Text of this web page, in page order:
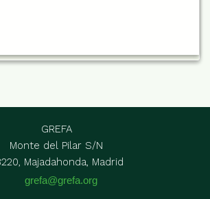
GREFA
Monte del Pilar S/N
Majadahonda, Madrid
grefa@grefa.org